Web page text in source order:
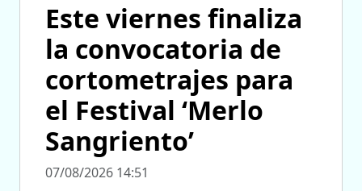
Este viernes finaliza
la convocatoria de
cortometrajes para
el Festival ‘Merlo
Sangriento’
07/08/2026 14:51